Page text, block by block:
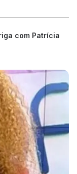
com Patrícia